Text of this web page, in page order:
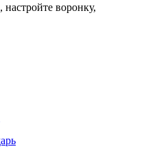
воронку,